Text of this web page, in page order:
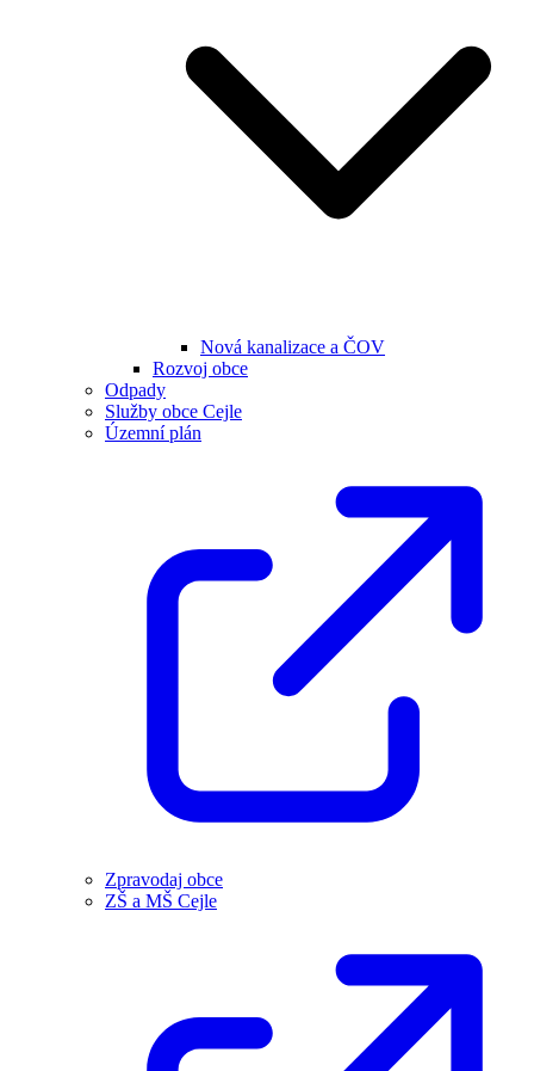
Nová kanalizace a ČOV
Rozvoj obce
Odpady
Služby obce Cejle
Územní plán
Zpravodaj obce
ZŠ a MŠ Cejle